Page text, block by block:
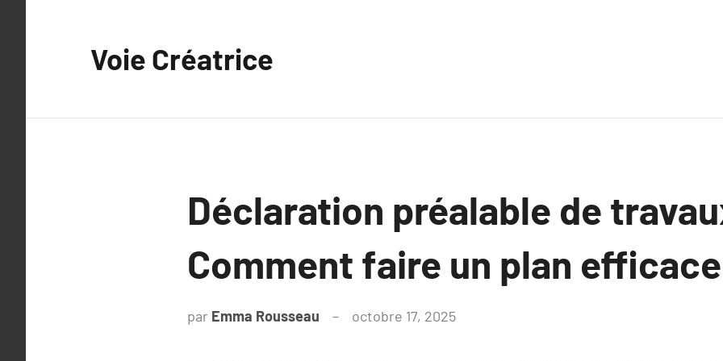
Voie Créatrice
Déclaration préalable de
Comment faire un plan
par Emma Rousseau octobre 17, 2025